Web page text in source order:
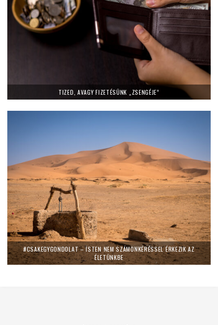
TIZED, AVAGY FIZETÉSÜNK „ZSENGÉJE”
#CSAKEGYGONDOLAT – ISTEN NEM SZÁMONKÉRÉSSEL ÉRKEZIK AZ
ÉLETÜNKBE